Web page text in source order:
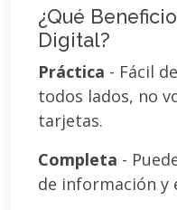
¿Qué
Digital?
Práctica - Fácil
todos lados, no
tarjetas.
Completa -
de información y